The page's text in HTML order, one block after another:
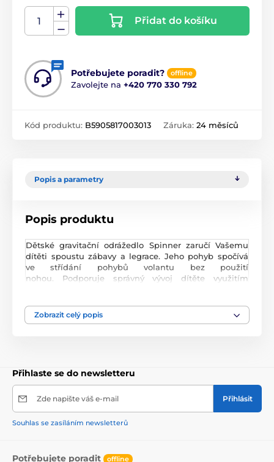
Přidat do košíku
Potřebujete poradit? offline
Zavolejte na +420 770 330 792
Kód produktu: B5905817003013 Záruka: 24 měsíců
Popis a parametry
Popis produktu
Dětské gravitační odrážedlo Spinner zaručí Vašemu
dítěti spoustu zábavy a legrace. Jeho pohyb spočívá
ve střídání pohybů volantu bez použití
nohou. Podporuje správný vývoj dítěte využitím
LED osvětlením se vyhnete poškození podlahy. Při
správné rychlosti začnou kola svítit. Bezpečné hraní
Zobrazit celý popis
Přihlaste se do newsletteru
Zde napište váš e-mail Přihlásit
Souhlas se zasíláním newsletterů
Potřebujete poradit offline